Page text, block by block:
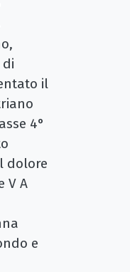
il
4°
dolore
V A
e